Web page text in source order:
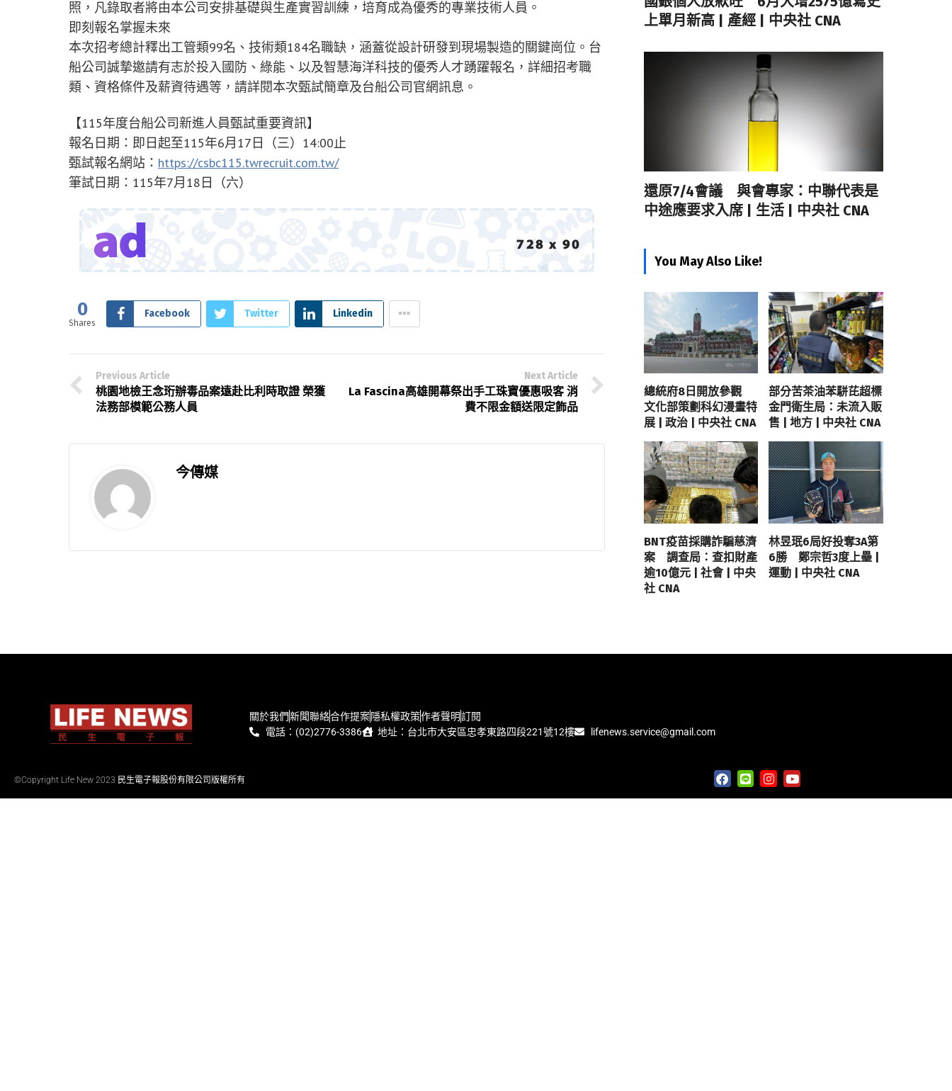
照，凡錄取者將由本公司安排基礎與生產實習訓練，培育成為優秀的專業技術人員。
即刻報名掌握未來
本次招考總計釋出工管類99名、技術類184名職缺，涵蓋從設計研發到現場製造的關鍵崗位。台
船公司誠摯邀請有志於投入國防、綠能、以及智慧海洋科技的優秀人才踴躍報名，詳細招考職
類、資格條件及薪資待遇等，請詳閱本次甄試簡章及台船公司官網訊息。
【115年度台船公司新進人員甄試重要資訊】
報名日期：即日起至115年6月17日（三）14:00止
甄試報名網站： https://csbc115.twrecruit.com.tw/
筆試日期：115年7月18日（六）
0
Shares
Facebook Twitter Linkedin
Previous Article
桃園地檢王念珩辦毒品案遠赴比利時取證 榮獲
法務部模範公務人員
Next Article
La Fascina高雄開幕祭出手工珠寶優惠吸客 消
費不限金額送限定飾品
今傳媒
上單月新高 | 產經 | 中央社 CNA
還原7/4會議 與會專家：中聯代表是
中途應要求入席 | 生活 | 中央社 CNA
You May Also Like!
總統府8日開放參觀
文化部策劃科幻漫畫特
展 | 政治 | 中央社 CNA
部分苦茶油苯駢芘超標
金門衛生局：未流入販
售 | 地方 | 中央社 CNA
BNT疫苗採購詐騙慈濟
案 調查局：查扣財產
逾10億元 | 社會 | 中央
社 CNA
林昱珉6局好投奪3A第
6勝 鄭宗哲3度上壘 |
運動 | 中央社 CNA
關於我們新聞聯絡合作提案隱私權政策作者聲明訂閱
電話：(02)2776-3386
地址：台北市大安區忠孝東路四段221號12樓 lifenews.service@gmail.com
©Copyright Life New 2023 民生電子報股份有限公司版權所有